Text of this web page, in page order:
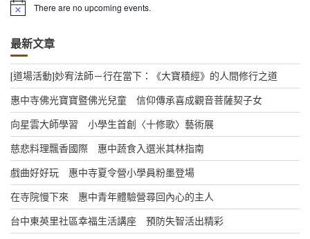
N
i
c
e
There are no upcoming events.
最新文章
[道場活動]妙宥法師－行在當下：《大寶積經》的人間修行之道
惠中寺佛光寶寶暨佛光兒童 信仰傳承喜成觀音菩薩契子女
向星雲大師學習 小學生首創〈十修歌〉藝術展
慈悲料理飄香國際 惠中蔬食入選米其林指南
戲曲好好玩 惠中寺夏令營小學員粉墨登場
在寺院慢下來 惠中青年體驗營尋回內心的主人
台中東英里社區幸福生活講座 預防失智活出精彩